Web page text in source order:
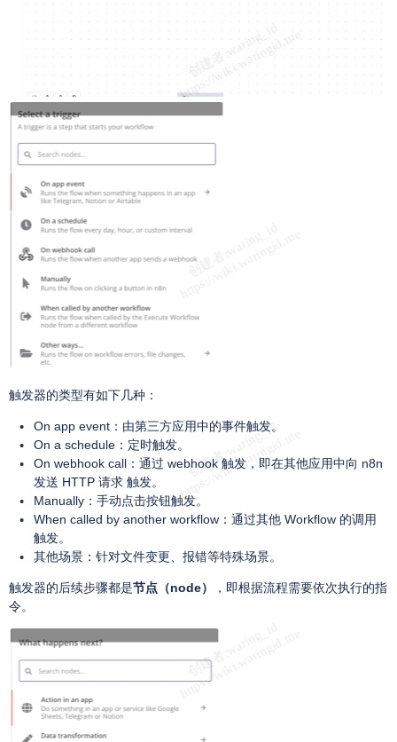
触发器的类型有如下几种：
On app event：由第三方应用中的事件触发。
On a schedule：定时触发。
On webhook call：通过 webhook 触发，即在其他应用中向 n8n
发送 HTTP 请求 触发。
Manually：手动点击按钮触发。
When called by another workflow：通过其他 Workflow 的调用
触发。
其他场景：针对文件变更、报错等特殊场景。
触发器的后续步骤都是节点（node）
，即根据流程需要依次执行的指
令。